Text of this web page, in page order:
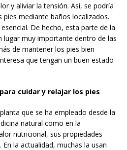
y aliviar la tensión. Así, se podría
mediante baños localizados.
De hecho, esta parte de la
lugar muy importante dentro de las
de mantener los pies bien
que tengan un buen estado
cuidar y relajar los pies
que se ha empleado desde la
natural como en la
nutricional, sus propiedades
la actualidad, muchas la usan